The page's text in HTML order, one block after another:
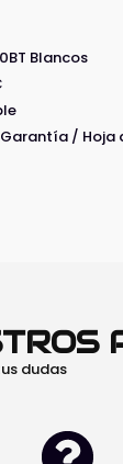
Blancos
/ Hoja
dudas